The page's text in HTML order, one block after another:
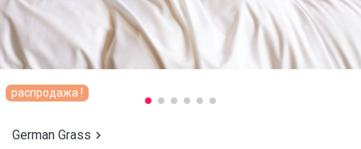
распродажа !
German Grass 